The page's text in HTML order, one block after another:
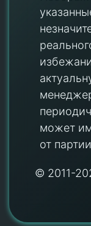
может
от
© 2011-